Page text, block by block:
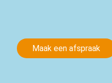
Maak een afspraak